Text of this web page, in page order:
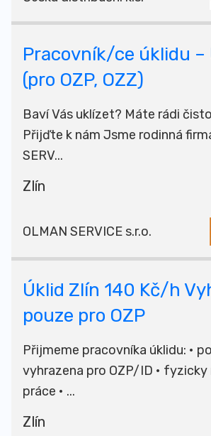
Pracovník/ce úklidu –
(pro OZP, OZZ)
Baví Vás uklízet? Máte rádi
Přijďte k nám Jsme rodinná
SERV...
Zlín
OLMAN SERVICE s.r.o.
Úklid Zlín 140 Kč/h
pouze pro OZP
Přijmeme pracovníka úklidu: •
vyhrazena pro OZP/ID • fyzicky
práce • ...
Zlín